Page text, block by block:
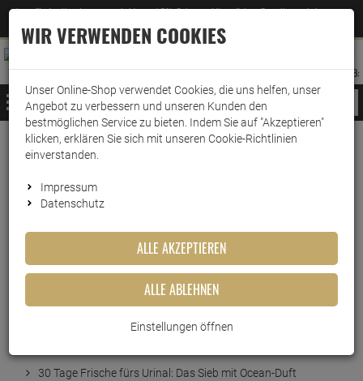
Jetzt für den Newsletter entscheiden und 5% Rabatt auf Ihre nächste Bestellung erhalten
–Zum Newsletter
ANMELDEN
AUFKLAPPEN
MERKZETTEL
WARENKORB:
MENÜ
Weiter einkaufen www.wark24.de Haushaltsreiniger
Dr. Becher duftendes Urinal-Sieb Ocean
Dr. Becher duftendes Urinal-
Sieb Ocean
Artikel-Nummer:10014070
30 Tage Frische fürs Urinal: Das Sieb mit Ocean-Duft
WIR VERWENDEN COOKIES
Unser Online-Shop verwendet Cookies, die uns helfen, unser
Angebot zu verbessern und unseren Kunden den
bestmöglichen Service zu bieten. Indem Sie auf "Akzeptieren"
klicken, erklären Sie sich mit unseren Cookie-Richtlinien
einverstanden.
Impressum
Datenschutz
ALLE AKZEPTIEREN
ALLE ABLEHNEN
Einstellungen öffnen